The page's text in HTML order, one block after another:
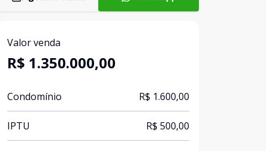
Valor venda
R$ 1.350.000,00
Condomínio R$ 1.600,00
IPTU R$ 500,00